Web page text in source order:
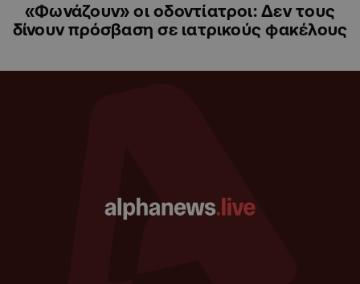
«Φωνάζουν» οι οδοντίατροι: Δεν τους
δίνουν πρόσβαση σε ιατρικούς φακέλους